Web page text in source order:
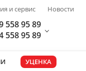
и сервис Новости
558 95 89
558 95 89
УЦЕНКА